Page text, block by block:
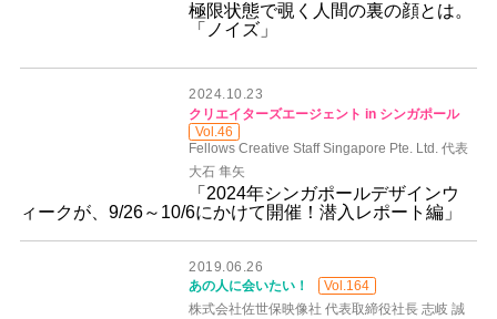
極限状態で覗く人間の裏の顔とは。
「ノイズ」
2024.10.23
クリエイターズエージェント in シンガポール
Vol.46
Fellows Creative Staff Singapore Pte. Ltd. 代表
大石 隼矢
「2024年シンガポールデザインウ
ィークが、9/26～10/6にかけて開催！潜入レポート編」
2019.06.26
あの人に会いたい！
Vol.164
株式会社佐世保映像社 代表取締役社長 志岐 誠